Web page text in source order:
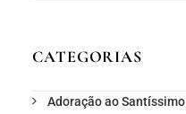
CATEGORIAS
Adoração ao Santíssimo